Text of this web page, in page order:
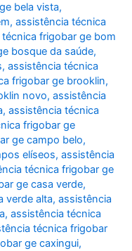
bela vista,
,assistência técnica
frigobar ge bom
bosque da saúde,
,assistência técnica
frigobar ge brooklin,
novo,assistência
,assistência técnica
frigobar ge
ge campo belo,
elíseos,assistência
técnica frigobar ge
ge casa verde,
verde alta,assistência
,assistência técnica
técnica frigobar
ge caxingui,